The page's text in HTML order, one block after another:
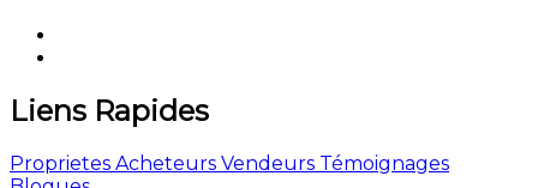
Liens Rapides
Proprietes Acheteurs Vendeurs Témoignages